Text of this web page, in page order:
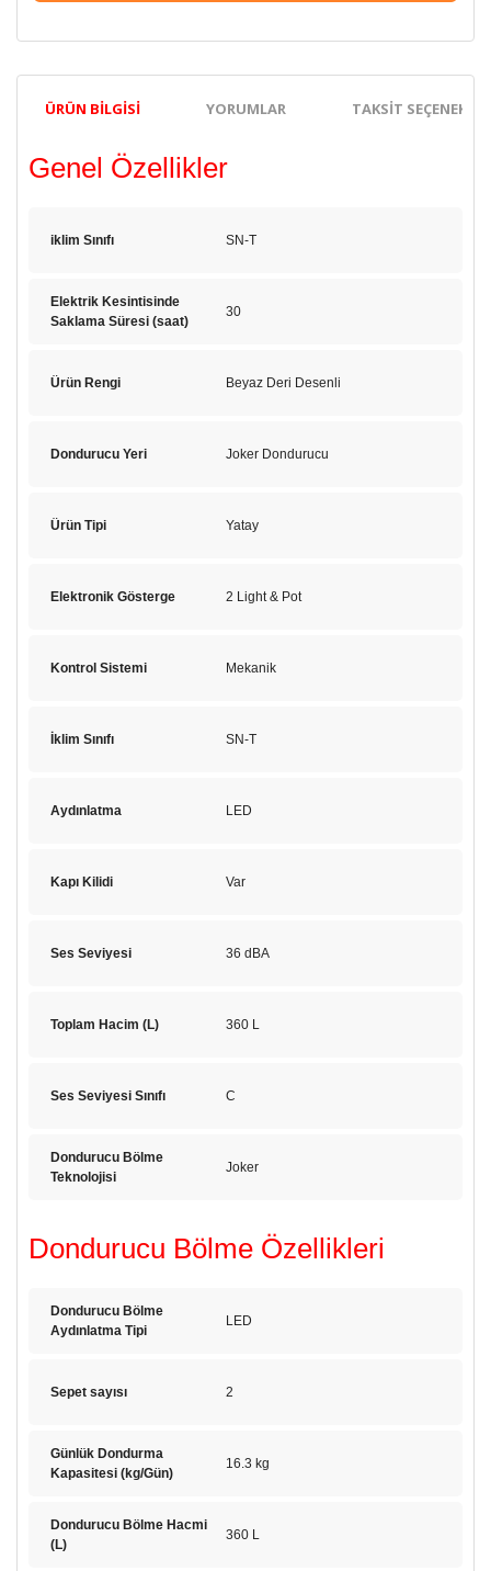
ÜRÜN BILGISI YORUMLAR TAKSIT
Genel Özellikler
iklim Sınıfı SN-T
Elektrik Kesintisinde
Saklama Süresi (saat)
30
Ürün Rengi Beyaz Deri Desenli
Dondurucu Yeri Joker Dondurucu
Ürün Tipi Yatay
Elektronik Gösterge 2 Light & Pot
Kontrol Sistemi Mekanik
İklim Sınıfı SN-T
Aydınlatma LED
Kapı Kilidi Var
Ses Seviyesi 36 dBA
Toplam Hacim (L) 360 L
Ses Seviyesi Sınıfı C
Dondurucu Bölme
Teknolojisi
Joker
Dondurucu Bölme Özellikleri
Dondurucu Bölme
Aydınlatma Tipi
LED
Sepet sayısı 2
Günlük Dondurma
Kapasitesi (kg/Gün)
16.3 kg
Dondurucu Bölme Hacmi
(L)
360 L